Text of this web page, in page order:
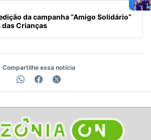
da campanha “Amigo Solidário”
das Crianças
Compartilhe essa notícia